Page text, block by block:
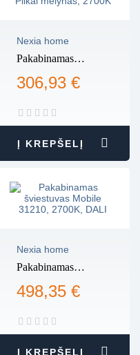
Nexia home
Pakabinamas
31320, Pilkai
306,93 €
Į KREPŠELĮ
Nexia home
Pakabinamas
31210, 2700K,
498,35 €
Į KREPŠELĮ